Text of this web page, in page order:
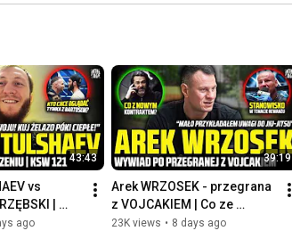
43:43
vs
|
|
ago
39:19
Arek WRZOSEK - przegrana
z VOJCAKIEM | Co ze
SZPILKĄ? Dłuższa przerwa?
23K views • 8 days ago